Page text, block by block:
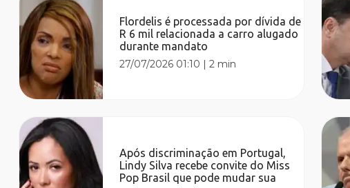
Flordelis é processada por dívida de
R 6 mil relacionada a carro alugado
durante mandato
27/07/2026 01:10 |2 min
Após discriminação em Portugal,
Lindy Silva recebe convite do Miss
Pop Brasil que pode mudar sua